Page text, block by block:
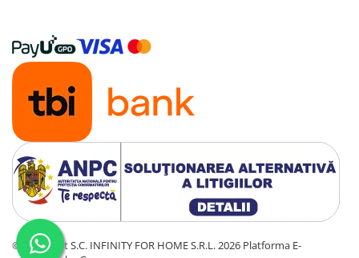
©Copyright S.C. INFINITY FOR HOME S.R.L. 2026 Platforma E-